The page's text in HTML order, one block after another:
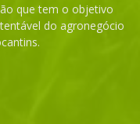
que tem o objetivo
do agronegócio